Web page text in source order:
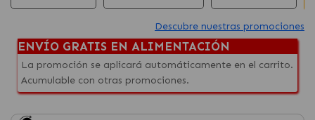
Descubre nuestras promociones
ENVÍO GRATIS EN ALIMENTACIÓN
La promoción se aplicará automáticamente en el carrito.
Acumulable con otras promociones.